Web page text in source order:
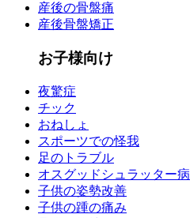
産後の骨盤痛
産後骨盤矯正
お子様向け
夜驚症
チック
おねしょ
スポーツでの怪我
足のトラブル
オスグッドシュラッター病
子供の姿勢改善
子供の踵の痛み